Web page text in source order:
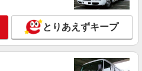
〜2312円 ＜交通費全支給(ガソリ
川区
詳細を見る
とりあえずキープ